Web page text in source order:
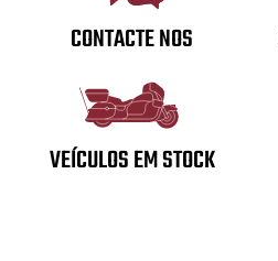
CONTACTE NOS
VEÍCULOS EM STOCK